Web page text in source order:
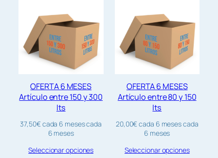
OFERTA 6 MESES
Artículo entre 150 y 300
lts
37,50€cada 6 mesescada
6 meses
Seleccionar opciones
OFERTA 6 MESES
Artículo entre 80 y 150
lts
20,00€cada 6 mesescada
6 meses
Seleccionar opciones